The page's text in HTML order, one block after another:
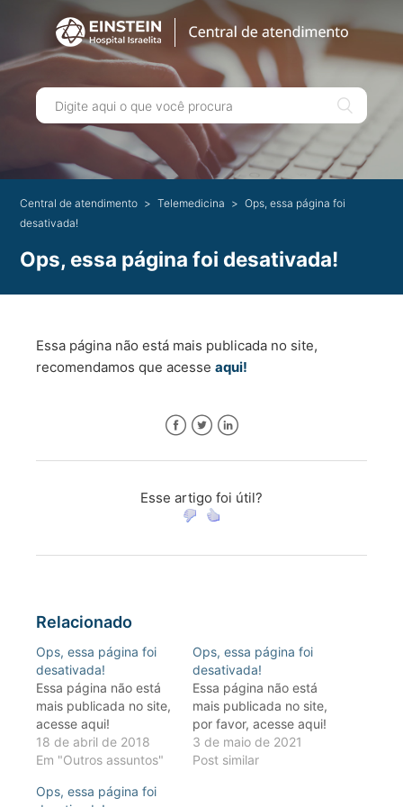
Central de atendimento Telemedicina
Ops, essa página foi
desativada!
Ops, essa página foi desativada!
Essa página não está mais publicada no site,
recomendamos que acesse aqui!
Esse artigo foi útil?
Relacionado
Ops, essa página foi
desativada!
Essa página não está
mais publicada no site,
acesse aqui!
18 de abril de 2018
Em "Outros assuntos"
Ops, essa página foi
desativada!
Essa página não está
mais publicada no site,
por favor, acesse aqui!
3 de maio de 2021
Post similar
Ops, essa página foi